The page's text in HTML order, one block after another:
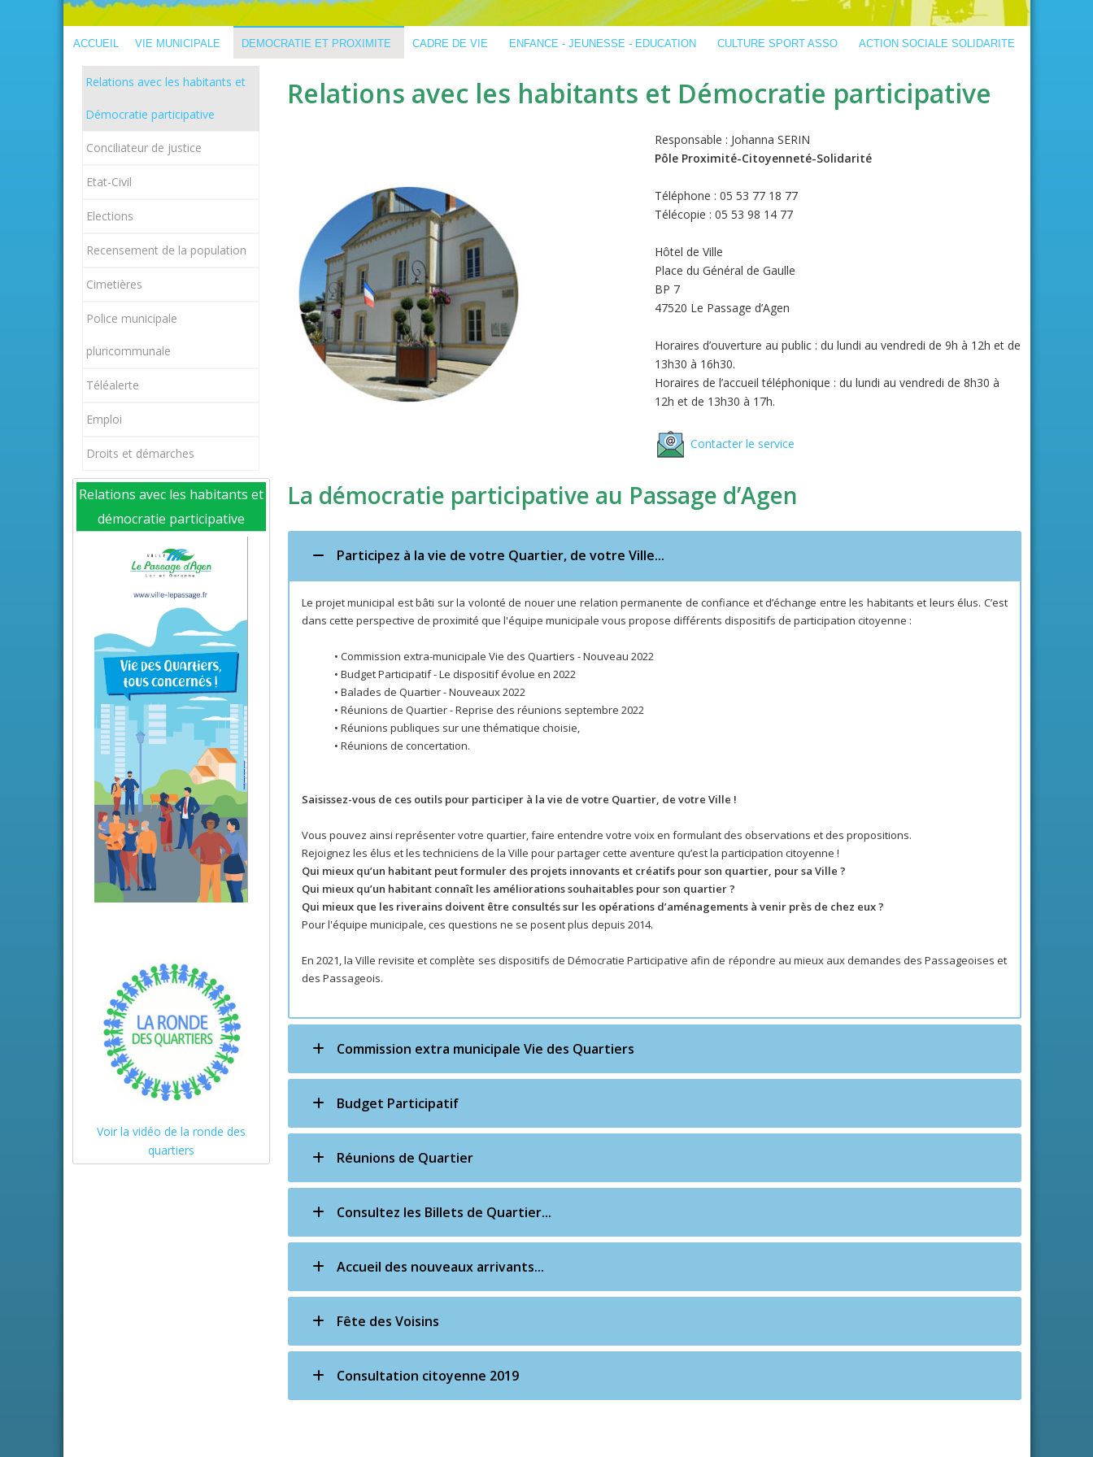
ACCUEIL VIE MUNICIPALE DEMOCRATIE ET PROXIMITE CADRE DE VIE ENFANCE - JEUNESSE - EDUCATION CULTURE SPORT ASSO ACTION SOCIALE SOLIDARITE
Relations avec les habitants et
Démocratie participative
Conciliateur de justice
Etat-Civil
Elections
Recensement de la population
Cimetières
Police municipale
pluricommunale
Téléalerte
Emploi
Droits et démarches
Relations avec les habitants et
démocratie participative
Voir la vidéo de la ronde des
quartiers
Relations avec les habitants et Démocratie participative
Responsable : Johanna SERIN
Pôle Proximité-Citoyenneté-Solidarité
Téléphone : 05 53 77 18 77
Télécopie : 05 53 98 14 77
Hôtel de Ville
Place du Général de Gaulle
BP 7
47520 Le Passage d’Agen
Horaires d’ouverture au public : du lundi au vendredi de 9h à 12h et de
13h30 à 16h30.
Horaires de l’accueil téléphonique : du lundi au vendredi de 8h30 à
12h et de 13h30 à 17h.
Contacter le service
La démocratie participative au Passage d’Agen
Participez à la vie de votre Quartier, de votre Ville...
Le projet municipal est bâti sur la volonté de nouer une relation permanente de confiance et d’échange entre les habitants et leurs élus. C’est
dans cette perspective de proximité que l'équipe municipale vous propose différents dispositifs de participation citoyenne :
• Commission extra-municipale Vie des Quartiers - Nouveau 2022
• Budget Participatif - Le dispositif évolue en 2022
• Balades de Quartier - Nouveaux 2022
• Réunions de Quartier - Reprise des réunions septembre 2022
• Réunions publiques sur une thématique choisie,
• Réunions de concertation.
Saisissez-vous de ces outils pour participer à la vie de votre Quartier, de votre Ville !
Vous pouvez ainsi représenter votre quartier, faire entendre votre voix en formulant des observations et des propositions.
Rejoignez les élus et les techniciens de la Ville pour partager cette aventure qu’est la participation citoyenne !
Qui mieux qu’un habitant peut formuler des projets innovants et créatifs pour son quartier, pour sa Ville ?
Qui mieux qu’un habitant connaît les améliorations souhaitables pour son quartier ?
Qui mieux que les riverains doivent être consultés sur les opérations d’aménagements à venir près de chez eux ?
Pour l'équipe municipale, ces questions ne se posent plus depuis 2014.
En 2021, la Ville revisite et complète ses dispositifs de Démocratie Participative afin de répondre au mieux aux demandes des Passageoises et
des Passageois.
Commission extra municipale Vie des Quartiers
Budget Participatif
Réunions de Quartier
Consultez les Billets de Quartier...
Accueil des nouveaux arrivants...
Fête des Voisins
Consultation citoyenne 2019